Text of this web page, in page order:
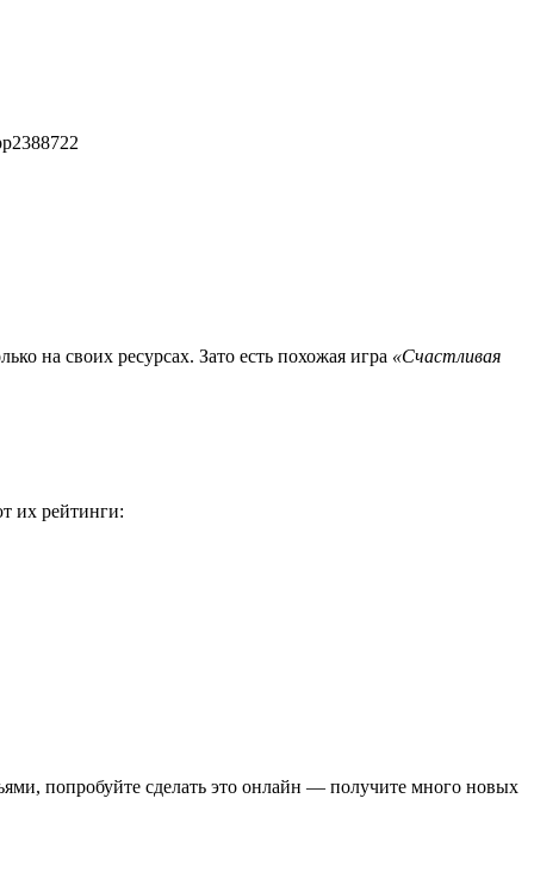
на своих ресурсах. Зато есть похожая игра «Счастливая
их рейтинги:
попробуйте сделать это онлайн — получите много новых